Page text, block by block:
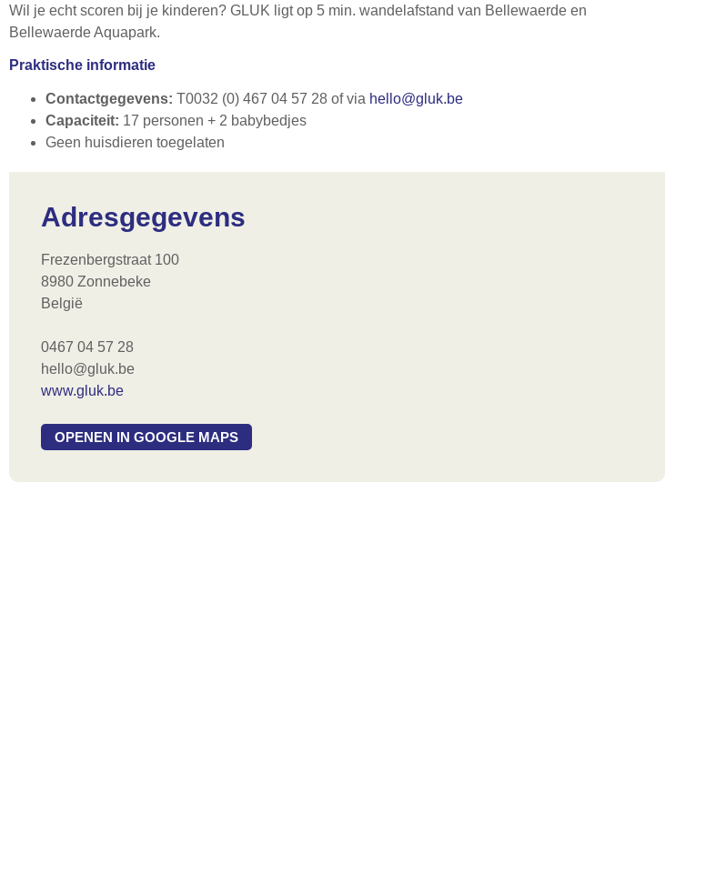
Wil je echt scoren bij je kinderen? GLUK ligt op 5 min. wandelafstand van Bellewaerde en
Bellewaerde Aquapark.
Praktische informatie
Contactgegevens: T0032 (0) 467 04 57 28 of via he lo@g luk.be
Capaciteit: 17 personen + 2 babybedjes
Geen huisdieren toegelaten
Adresgegevens
Frezenbergstraat 100
8980 Zonnebeke
België
0467 04 57 28
hello@gluk.be
www.gluk.be
OPENEN IN GOOGLE MAPS